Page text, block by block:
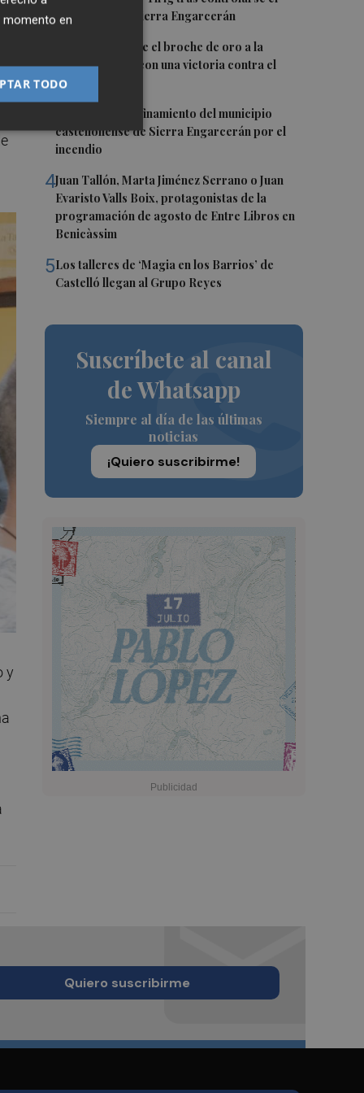
incendio de la Sierra Engarcerán
El Villarreal pone el broche de oro a la
pretemporada con una victoria contra el
Galatasaray
Levantan el confinamiento del municipio
castellonense de Sierra Engarcerán por el
incendio
4Juan Tallón, Marta Jiménez Serrano o Juan
Evaristo Valls Boix, protagonistas de la
programación de agosto de Entre Libros en
Benicàssim
5Los talleres de ‘Magia en los Barrios’ de
Castelló llegan al Grupo Reyes
Suscríbete al canal
de Whatsapp
Siempre al día de las últimas
noticias
¡Quiero suscribirme!
y
Quiero suscribirme
momento en
TODO